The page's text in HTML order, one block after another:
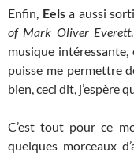
Enfin, Eelsa aussi
of Mark Oliver Everett
musique
puisse me permettre
bien, ceci dit, j’espère
C’est tout pour ce
quelques morceaux